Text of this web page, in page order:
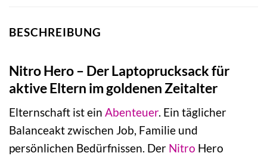
BESCHREIBUNG
Nitro Hero – Der Laptoprucksack für
aktive Eltern im goldenen Zeitalter
Elternschaft ist ein Abenteuer. Ein täglicher
Balanceakt zwischen Job, Familie und
persönlichen Bedürfnissen. Der Nitro Hero